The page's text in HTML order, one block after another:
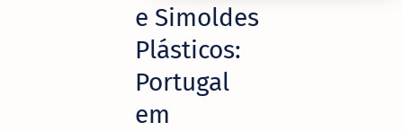
e Simoldes
Plásticos:
Portugal
em